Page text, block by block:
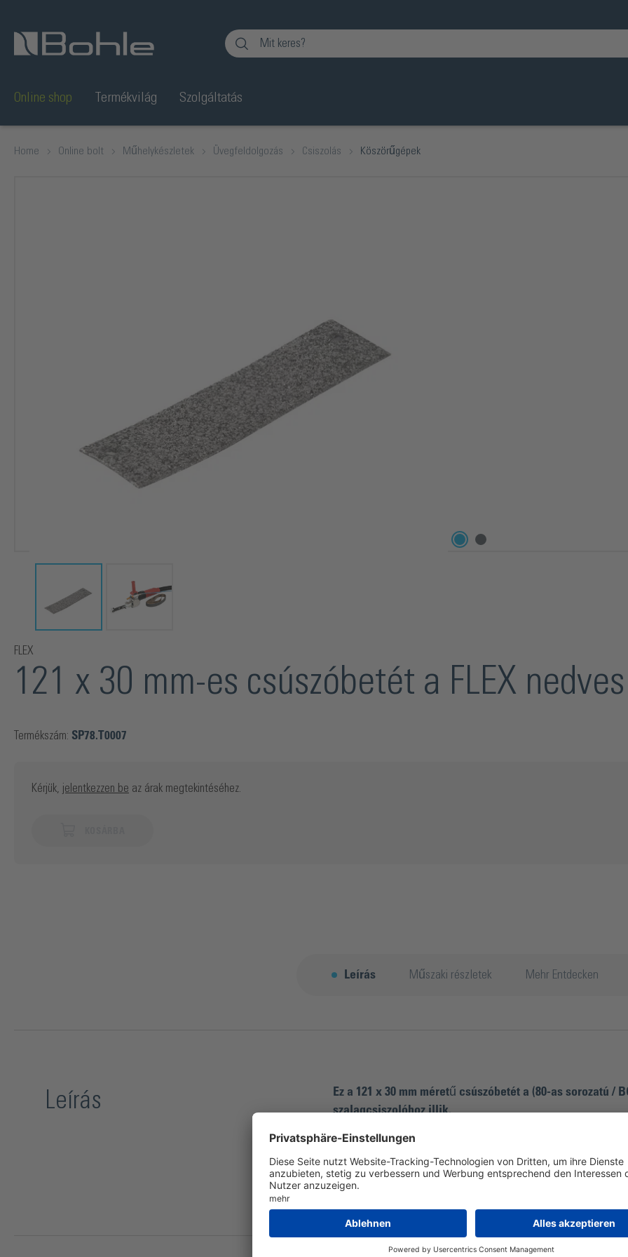
Online shop Termékvilág Szolgáltatás
Home Online bolt Műhelykészletek Üvegfeldolgozás Csiszolás Köszörűgépek
FLEX
121 x 30 mm-es csúszóbetét a FLEX
Termékszám: SP78.T0007
Kérjük, jelentkezzen be az árak megtekintéséhez.
Leírás Műszaki részletek Mehr Entdecken
Leírás
Ez a 121 x 30 mm méretű csúszóbetét a (80-as sorozatú /
szalagcsiszolóhoz illik.